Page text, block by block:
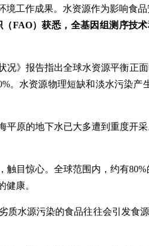
工作成果。水资源作为影响食
FAO）获悉，全基因组测序技
》报告指出全球水资源平衡正
。水资源物理短缺和淡水污染
原的地下水已大多遭到重度开
目惊心。全球范围内，约有
康。
水源污染的食品往往会引发